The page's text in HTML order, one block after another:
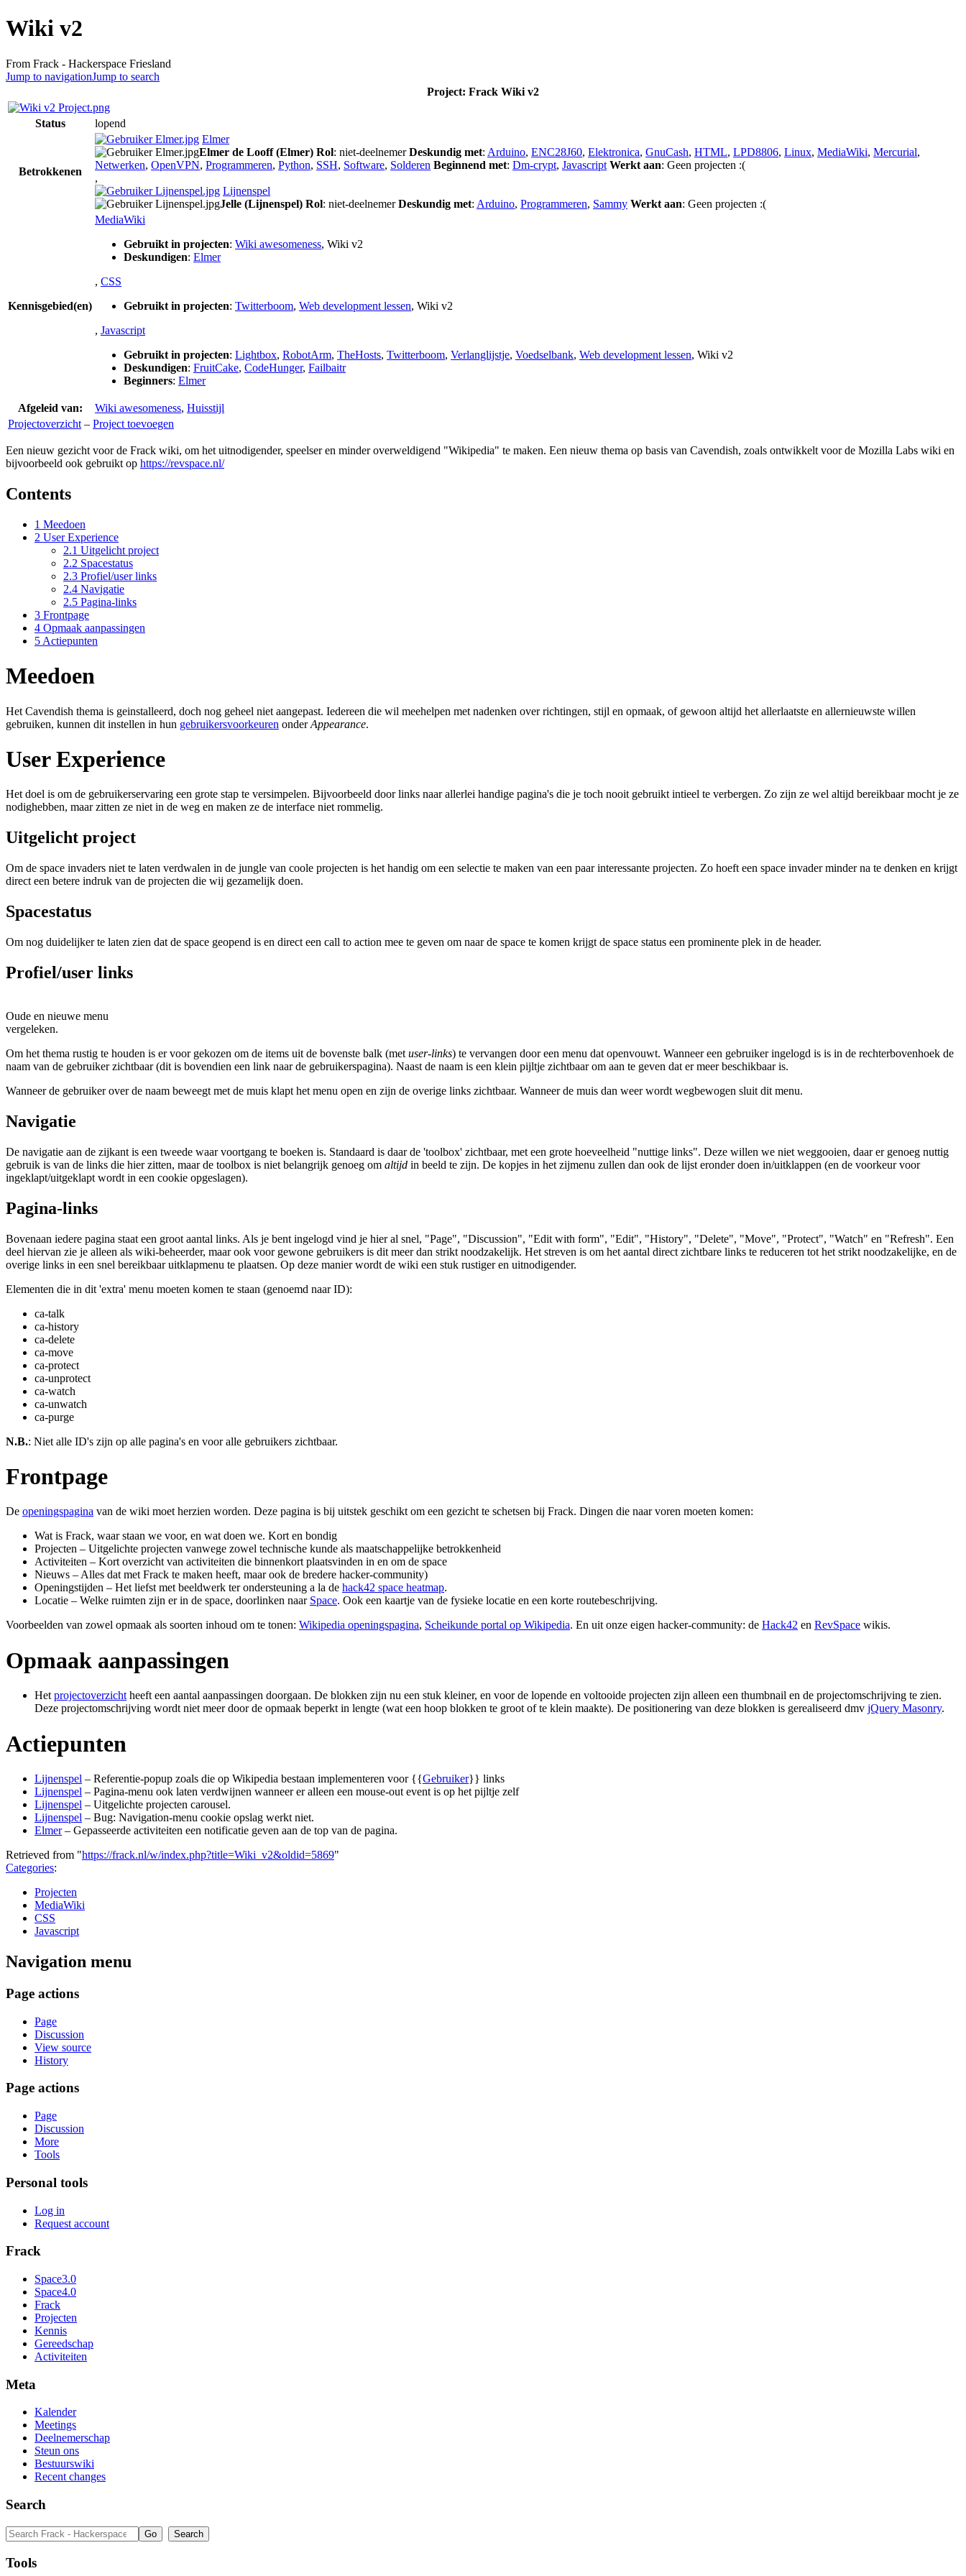
Wiki v2
From Frack - Hackerspace Friesland
Jump to navigationJump to search
Project: Frack Wiki v2
Status lopend
Betrokkenen
Elmer
Elmer de Looff (Elmer) Rol: niet-deelnemerDeskundig met: Arduino, ENC28J60, Elektronica, GnuCash, HTML, LPD8806, Linux, MediaWiki, Mercurial,
Netwerken, OpenVPN, Programmeren, Python, SSH, Software, Solderen Beginnend met: Dm-crypt, Javascript Werkt aan: Geen projecten :(
,
Lijnenspel
Jelle (Lijnenspel) Rol: niet-deelnemerDeskundig met: Arduino, Programmeren, Sammy Werkt aan: Geen projecten :(
Kennisgebied(en)
MediaWiki
Gebruikt in projecten: Wiki awesomeness, Wiki v2
Deskundigen: Elmer
, CSS
Gebruikt in projecten: Twitterboom, Web development lessen, Wiki v2
, Javascript
Gebruikt in projecten: Lightbox, RobotArm, TheHosts, Twitterboom, Verlanglijstje, Voedselbank, Web development lessen, Wiki v2
Deskundigen: FruitCake, CodeHunger, Failbaitr
Beginners: Elmer
Afgeleid van: Wiki awesomeness, Huisstijl
Projectoverzicht – Project toevoegen
Een nieuw gezicht voor de Frack wiki, om het uitnodigender, speelser en minder overweldigend "Wikipedia" te maken. Een nieuw thema op basis van Cavendish, zoals ontwikkelt voor de Mozilla Labs wiki en
bijvoorbeeld ook gebruikt op https://revspace.nl/
Contents
1 Meedoen
2 User Experience
2.1 Uitgelicht project
2.2 Spacestatus
2.3 Profiel/user links
2.4 Navigatie
2.5 Pagina-links
3 Frontpage
4 Opmaak aanpassingen
5 Actiepunten
Meedoen
Het Cavendish thema is geinstalleerd, doch nog geheel niet aangepast. Iedereen die wil meehelpen met nadenken over richtingen, stijl en opmaak, of gewoon altijd het allerlaatste en allernieuwste willen
gebruiken, kunnen dit instellen in hun gebruikersvoorkeuren onderAppearance.
User Experience
Het doel is om de gebruikerservaring een grote stap te versimpelen. Bijvoorbeeld door links naar allerlei handige pagina's die je toch nooit gebruikt intieel te verbergen. Zo zijn ze wel altijd bereikbaar mocht je ze
nodighebben, maar zitten ze niet in de weg en maken ze de interface niet rommelig.
Uitgelicht project
Om de space invaders niet te laten verdwalen in de jungle van coole projecten is het handig om een selectie te maken van een paar interessante projecten. Zo hoeft een space invader minder na te denken en krijgt
direct een betere indruk van de projecten die wij gezamelijk doen.
Spacestatus
Om nog duidelijker te laten zien dat de space geopend is en direct een call to action mee te geven om naar de space te komen krijgt de space status een prominente plek in de header.
Profiel/user links
Oude en nieuwe menu
vergeleken.
Om het thema rustig te houden is er voor gekozen om de items uit de bovenste balk (met user-links) te vervangen door een menu dat openvouwt. Wanneer een gebruiker ingelogd is is in de rechterbovenhoek de
naam van de gebruiker zichtbaar (dit is bovendien een link naar de gebruikerspagina). Naast de naam is een klein pijltje zichtbaar om aan te geven dat er meer beschikbaar is.
Wanneer de gebruiker over de naam beweegt met de muis klapt het menu open en zijn de overige links zichtbaar. Wanneer de muis dan weer wordt wegbewogen sluit dit menu.
Navigatie
De navigatie aan de zijkant is een tweede waar voortgang te boeken is. Standaard is daar de 'toolbox' zichtbaar, met een grote hoeveelheid "nuttige links". Deze willen we niet weggooien, daar er genoeg nuttig
gebruik is van de links die hier zitten, maar de toolbox is niet belangrijk genoeg om altijd in beeld te zijn. De kopjes in het zijmenu zullen dan ook de lijst eronder doen in/uitklappen (en de voorkeur voor
ingeklapt/uitgeklapt wordt in een cookie opgeslagen).
Pagina-links
Bovenaan iedere pagina staat een groot aantal links. Als je bent ingelogd vind je hier al snel, "Page", "Discussion", "Edit with form", "Edit", "History", "Delete", "Move", "Protect", "Watch" en "Refresh". Een
deel hiervan zie je alleen als wiki-beheerder, maar ook voor gewone gebruikers is dit meer dan strikt noodzakelijk. Het streven is om het aantal direct zichtbare links te reduceren tot het strikt noodzakelijke, en de
overige links in een snel bereikbaar uitklapmenu te plaatsen. Op deze manier wordt de wiki een stuk rustiger en uitnodigender.
Elementen die in dit 'extra' menu moeten komen te staan (genoemd naar ID):
ca-talk
ca-history
ca-delete
ca-move
ca-protect
ca-unprotect
ca-watch
ca-unwatch
ca-purge
N.B.: Niet alle ID's zijn op alle pagina's en voor alle gebruikers zichtbaar.
Frontpage
De openingspagina van de wiki moet herzien worden. Deze pagina is bij uitstek geschikt om een gezicht te schetsen bij Frack. Dingen die naar voren moeten komen:
Wat is Frack, waar staan we voor, en wat doen we. Kort en bondig
Projecten – Uitgelichte projecten vanwege zowel technische kunde als maatschappelijke betrokkenheid
Activiteiten – Kort overzicht van activiteiten die binnenkort plaatsvinden in en om de space
Nieuws – Alles dat met Frack te maken heeft, maar ook de bredere hacker-community)
Openingstijden – Het liefst met beeldwerk ter ondersteuning a la de hack42 space heatmap.
Locatie – Welke ruimten zijn er in de space, doorlinken naar Space. Ook een kaartje van de fysieke locatie en een korte routebeschrijving.
Voorbeelden van zowel opmaak als soorten inhoud om te tonen: Wikipedia openingspagina, Scheikunde portal op Wikipedia. En uit onze eigen hacker-community: de Hack42 en RevSpace wikis.
Opmaak aanpassingen
Het projectoverzicht heeft een aantal aanpassingen doorgaan. De blokken zijn nu een stuk kleiner, en voor de lopende en voltooide projecten zijn alleen een thumbnail en de projectomschrijving te zien.
Deze projectomschrijving wordt niet meer door de opmaak beperkt in lengte (wat een hoop blokken te groot of te klein maakte). De positionering van deze blokken is gerealiseerd dmv jQuery Masonry.
Actiepunten
Lijnenspel – Referentie-popup zoals die op Wikipedia bestaan implementeren voor {{Gebruiker}} links
Lijnenspel – Pagina-menu ook laten verdwijnen wanneer er alleen een mouse-out event is op het pijltje zelf
Lijnenspel – Uitgelichte projecten carousel.
Lijnenspel – Bug: Navigation-menu cookie opslag werkt niet.
Elmer– Gepasseerde activiteiten een notificatie geven aan de top van de pagina.
Retrieved from "https://frack.nl/w/index.php?title=Wiki_v2&oldid=5869"
Categories:
Projecten
MediaWiki
CSS
Javascript
Navigation menu
Page actions
Page
Discussion
View source
History
Page actions
Page
Discussion
More
Tools
Personal tools
Log in
Request account
Frack
Space3.0
Space4.0
Frack
Projecten
Kennis
Gereedschap
Activiteiten
Meta
Kalender
Meetings
Deelnemerschap
Steun ons
Bestuurswiki
Recent changes
Search
Tools